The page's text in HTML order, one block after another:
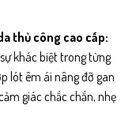
thủ công cao cấp:
khác biệt trong từng
lót êm ái nâng đỡ gan
giác chắc chắn, nhẹ